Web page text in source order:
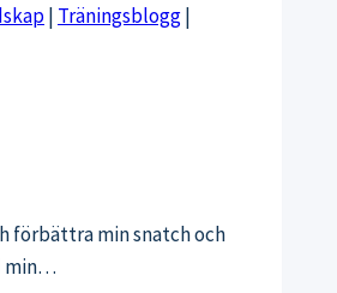
| Träningsblogg|
förbättra min snatch och
min…